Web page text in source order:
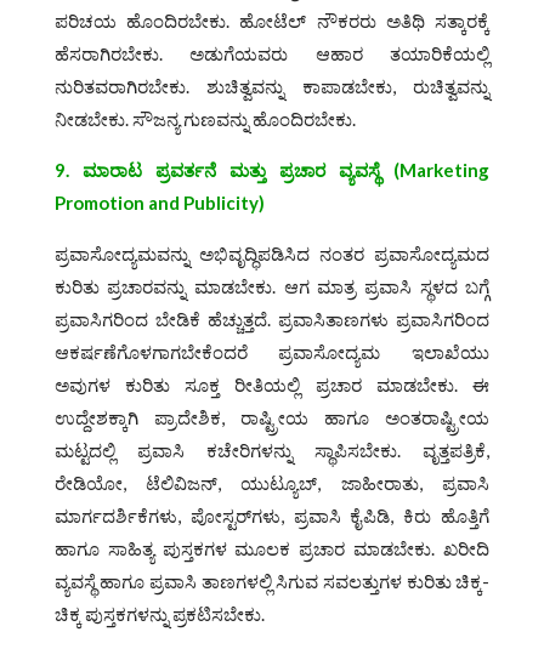
ಪರಿಚಯ ಹೊಂದಿರಬೇಕು. ಹೋಟೆಲ್ ನೌಕರರು ಅತಿಥಿ ಸತ್ಕಾರಕ್ಕೆ
ಹೆಸರಾಗಿರಬೇಕು. ಅಡುಗೆಯವರು ಆಹಾರ ತಯಾರಿಕೆಯಲ್ಲಿ
ನುರಿತವರಾಗಿರಬೇಕು. ಶುಚಿತ್ವವನ್ನು ಕಾಪಾಡಬೇಕು, ರುಚಿತ್ವವನ್ನು
ನೀಡಬೇಕು. ಸೌಜನ್ಯ ಗುಣವನ್ನು ಹೊಂದಿರಬೇಕು.
9. ಮಾರಾಟ ಪ್ರವರ್ತನೆ ಮತ್ತು ಪ್ರಚಾರ ವ್ಯವಸ್ಥೆ (Marketing
Promotion and Publicity)
ಪ್ರವಾಸೋದ್ಯಮವನ್ನು ಅಭಿವೃದ್ಧಿಪಡಿಸಿದ ನಂತರ ಪ್ರವಾಸೋದ್ಯಮದ
ಕುರಿತು ಪ್ರಚಾರವನ್ನು ಮಾಡಬೇಕು. ಆಗ ಮಾತ್ರ ಪ್ರವಾಸಿ ಸ್ಥಳದ ಬಗ್ಗೆ
ಪ್ರವಾಸಿಗರಿಂದ ಬೇಡಿಕೆ ಹೆಚ್ಚುತ್ತದೆ. ಪ್ರವಾಸಿತಾಣಗಳು ಪ್ರವಾಸಿಗರಿಂದ
ಆಕರ್ಷಣೆಗೊಳಗಾಗಬೇಕೆಂದರೆ ಪ್ರವಾಸೋದ್ಯಮ ಇಲಾಖೆಯು
ಅವುಗಳ ಕುರಿತು ಸೂಕ್ತ ರೀತಿಯಲ್ಲಿ ಪ್ರಚಾರ ಮಾಡಬೇಕು. ಈ
ಉದ್ದೇಶಕ್ಕಾಗಿ ಪ್ರಾದೇಶಿಕ, ರಾಷ್ಟ್ರೀಯ ಹಾಗೂ ಅಂತರಾಷ್ಟ್ರೀಯ
ಮಟ್ಟದಲ್ಲಿ ಪ್ರವಾಸಿ ಕಚೇರಿಗಳನ್ನು ಸ್ಥಾಪಿಸಬೇಕು. ವೃತ್ತಪತ್ರಿಕೆ,
ರೇಡಿಯೋ, ಟೆಲಿವಿಜನ್‌, ಯುಟ್ಯೂಬ್‌, ಜಾಹೀರಾತು, ಪ್ರವಾಸಿ
ಮಾರ್ಗದರ್ಶಿಕೆಗಳು, ಪೋಸ್ಟರ್‌ಗಳು, ಪ್ರವಾಸಿ ಕೈಪಿಡಿ, ಕಿರು ಹೊತ್ತಿಗೆ
ಹಾಗೂ ಸಾಹಿತ್ಯ ಪುಸ್ತಕಗಳ ಮೂಲಕ ಪ್ರಚಾರ ಮಾಡಬೇಕು. ಖರೀದಿ
ವ್ಯವಸ್ಥೆ ಹಾಗೂ ಪ್ರವಾಸಿ ತಾಣಗಳಲ್ಲಿ ಸಿಗುವ ಸವಲತ್ತುಗಳ ಕುರಿತು ಚಿಕ್ಕ-
ಚಿಕ್ಕ ಪುಸ್ತಕಗಳನ್ನು ಪ್ರಕಟಿಸಬೇಕು.